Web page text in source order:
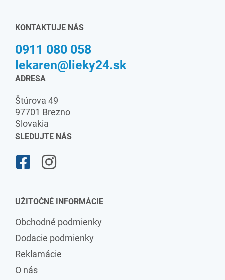
KONTAKTUJE NÁS
0911 080 058
lekaren@lieky24.sk
ADRESA
Štúrova 49
97701 Brezno
Slovakia
SLEDUJTE NÁS
UŽITOČNÉ INFORMÁCIE
Obchodné podmienky
Dodacie podmienky
Reklamácie
O nás